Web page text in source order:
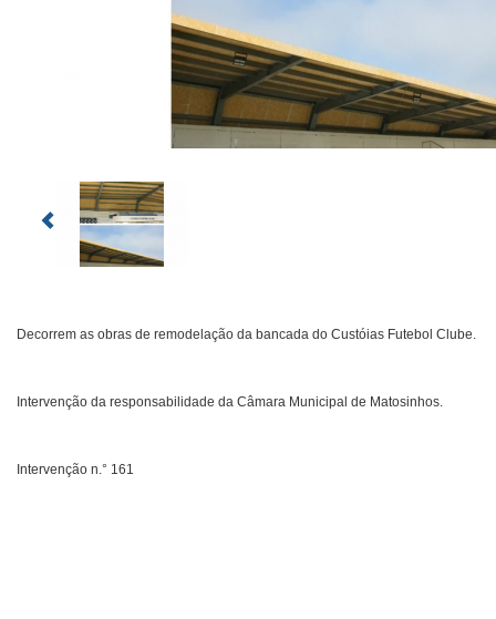
Decorrem as obras de remodelação da bancada do Custóias Futebol Clube.
Intervenção da responsabilidade da Câmara Municipal de Matosinhos.
Intervenção n.° 161